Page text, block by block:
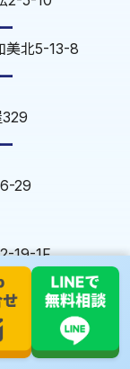
美北5-13-8
29
19-1F